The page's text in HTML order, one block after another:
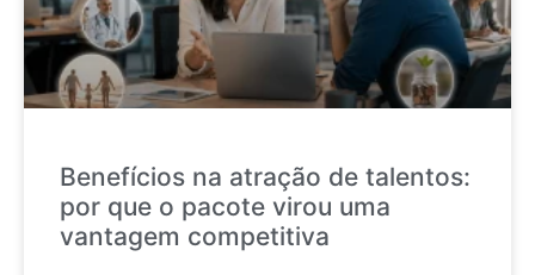
Benefícios na atração de talentos:
por que o pacote virou uma
vantagem competitiva